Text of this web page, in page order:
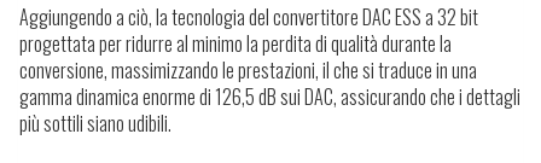
Aggiungendo a ciò, la tecnologia del convertitore DAC ESS a 32 bit
progettata per ridurre al minimo la perdita di qualità durante la
conversione, massimizzando le prestazioni, il che si traduce in una
gamma dinamica enorme di 126,5 dB sui DAC, assicurando che i dettagli
più sottili siano udibili.